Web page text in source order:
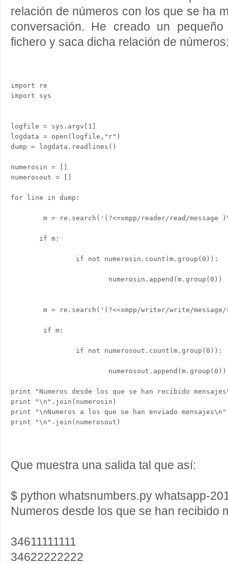
relación de números con los que se ha
conversación. He creado un
fichero y saca dicha relación de
import re
import sys
logfile = sys.argv[1]
logdata = open(logfile,"r")
dump = logdata.readlines()
numerosin = []
numerosout = []
for line in dump:
m = re.search('(?<=xmpp/reader/read/message
if m:
if not numerosin.count(m.group(0)):
numerosin.append(m.group(0))
m = re.search('(?<=xmpp/writer/write/
if m:
if not numerosout.count(m.group(0)):
numerosout.append(m.group(0))
print "Numeros desde los que se han recibido
print "\n".join(numerosin)
print "\nNumeros a los que se han enviado mensajes\n"
print "\n".join(numerosout)
Que muestra una salida tal que así:
$ python whatsnumbers.py whatsapp-
Numeros desde los que se han recibido
34611111111
34622222222